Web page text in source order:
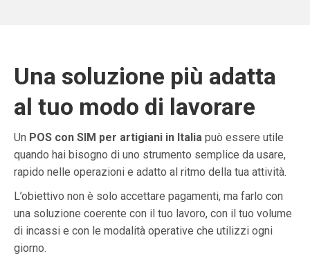
Una soluzione più adatta
al tuo modo di lavorare
Un POS con SIM per artigiani in Italia può essere utile
quando hai bisogno di uno strumento semplice da usare,
rapido nelle operazioni e adatto al ritmo della tua attività.
L’obiettivo non è solo accettare pagamenti, ma farlo con
una soluzione coerente con il tuo lavoro, con il tuo volume
di incassi e con le modalità operative che utilizzi ogni
giorno.